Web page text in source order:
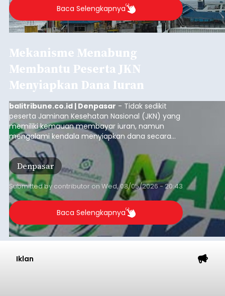
Baca Selengkapnya
Mekanisme Menabung
Membantu Peserta JKN
Menyiapkan Dana Iuran
balitribune.co.id | Denpasar - Tidak sedikit
peserta Jaminan Kesehatan Nasional (JKN) yang
memiliki kemauan membayar iuran, namun
mengalami kendala menyiapkan dana secara
penuh saat jatuh tempo pembayaran iuran.
Kondisi ini terutama dialami oleh peserta
segmen Pekerja Bukan Penerima Upah (PBPU)
yang memiliki penghasilan tidak tetap.
Denpasar
Submitted by contributor on Wed, 08/05/2026 - 20:43
Baca Selengkapnya
Iklan